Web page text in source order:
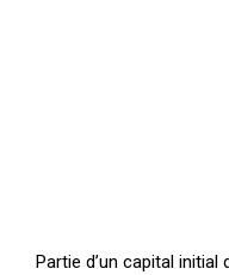
Partie d’un capital initial